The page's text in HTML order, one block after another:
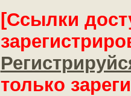
[Ссылки
только